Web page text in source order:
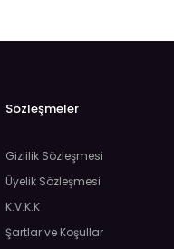
Sözleşmeler
Gizlilik Sözleşmesi
Üyelik Sözleşmesi
K.V.K.K
Şartlar ve Koşullar